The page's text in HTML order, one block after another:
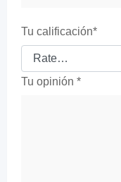
Tu calificación*
Tu opinión *